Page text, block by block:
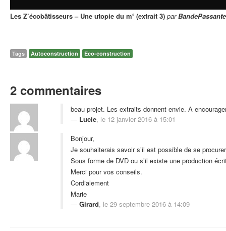
Les Z’écobâtisseurs – Une utopie du m² (extrait 3) parBandePassante
Tags Autoconstruction Eco-construction
2 commentaires
beau projet. Les extraits donnent envie. A
Lucie, le 12 janvier 2016 à 15:01
Bonjour,
Je souhaiterais savoir s’il est possible de se
Sous forme de DVD ou s’il existe une production
Merci pour vos conseils.
Cordialement
Marie
Girard, le 29 septembre 2016 à 14:09